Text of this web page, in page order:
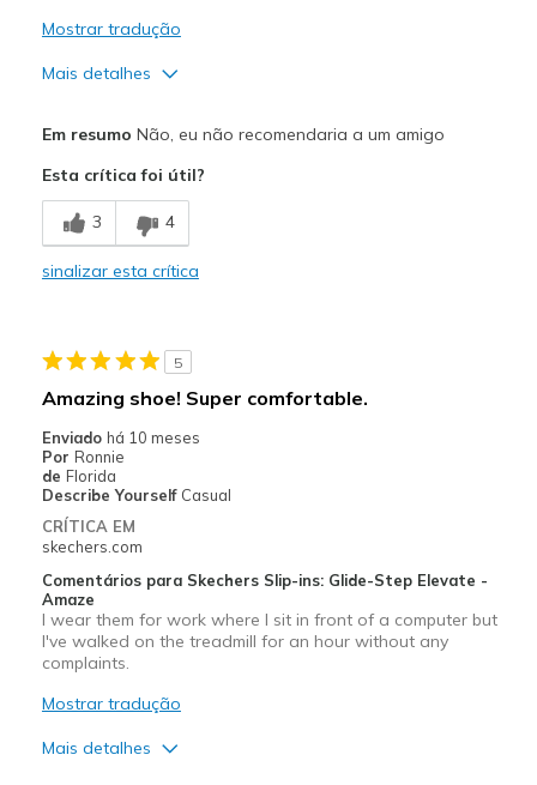
Mostrar tradução
Mais detalhes
Width
Sizing
View On Shoes
I'm Really Into Shoes
Em resumo Não, eu não recomendaria a um amigo
Esta crítica foi útil?
3 4
sinalizar esta crítica
5
Amazing shoe! Super comfortable.
Enviado há 10 meses
Por Ronnie
de Florida
Describe Yourself Casual
CRÍTICA EM
skechers.com
Comentários para Skechers Slip-ins: Glide-Step Elevate -
Amaze
I wear them for work where I sit in front of a computer but
I've walked on the treadmill for an hour without any
complaints.
Mostrar tradução
Mais detalhes